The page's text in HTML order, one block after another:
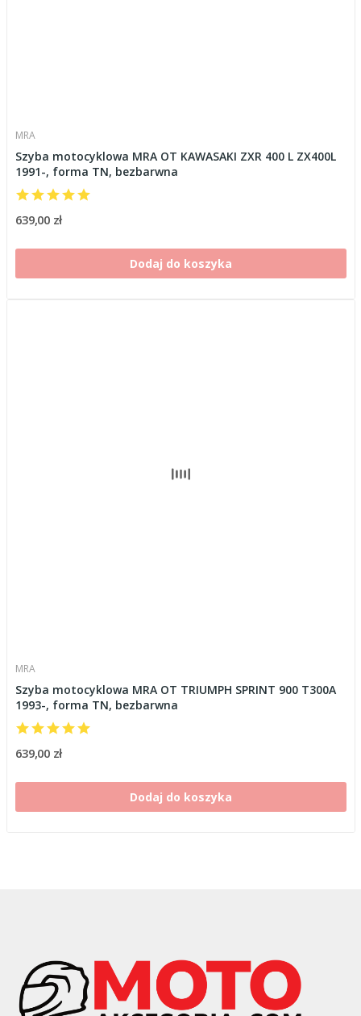
MRA
Szyba motocyklowa MRA OT KAWASAKI ZXR 400 L ZX400L
1991-, forma TN, bezbarwna
639,00 zł
Dodaj do koszyka
MRA
Szyba motocyklowa MRA OT TRIUMPH SPRINT 900 T300A
1993-, forma TN, bezbarwna
639,00 zł
Dodaj do koszyka